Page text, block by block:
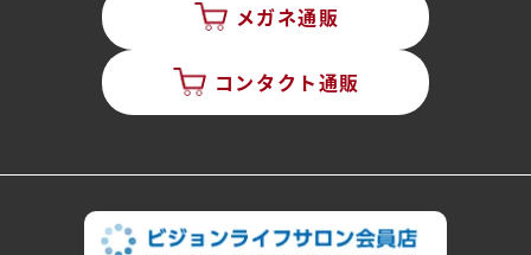
メガネ通販
コンタクト通販